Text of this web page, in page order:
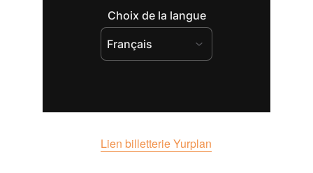
Lien billetterie Yurplan